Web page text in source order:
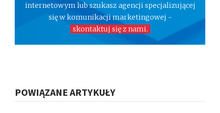
internetowym lub szukasz agencji specjalizującej
się w komunikacji marketingowej -
skontaktuj się z nami.
POWIĄZANE ARTYKUŁY